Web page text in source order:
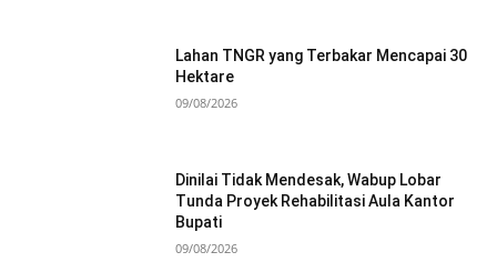
Lahan TNGR yang Terbakar Mencapai 30
Hektare
09/08/2026
Dinilai Tidak Mendesak, Wabup Lobar
Tunda Proyek Rehabilitasi Aula Kantor
Bupati
09/08/2026